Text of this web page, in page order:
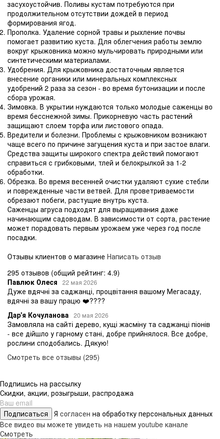
засухоустойчив. Поливы кустам потребуются при
продолжительном отсутствии дождей в период
формирования ягод.
Прополка. Удаление сорной травы и рыхление почвы
помогает развитию куста. Для облегчения работы землю
вокруг крыжовника можно мульчировать природными или
синтетическими материалами.
Удобрения. Для крыжовника достаточным является
внесение органики или минеральных комплексных
удобрений 2 раза за сезон - во время бутонизации и после
сбора урожая.
Зимовка. В укрытии нуждаются только молодые саженцы во
время бесснежной зимы. Прикорневую часть растений
защищают слоем торфа или листового опада.
Вредители и болезни. Проблемы с крыжовником возникают
чаще всего по причине загущения куста и при застое влаги.
Средства защиты широкого спектра действий помогают
справиться с грибковыми, тлей и белокрылкой за 1-2
обработки.
Обрезка. Во время весенней очистки удаляют сухие стебли
и поврежденные части ветвей. Для проветриваемости
обрезают побеги, растущие внутрь куста.
Саженцы агруса подходят для выращивания даже
начинающим садоводам. В зависимости от сорта, растение
может порадовать первым урожаем уже через год после
посадки.
Отзывы клиентов о магазине Написать отзыв
295 отзывов (общий рейтинг: 4.9)
Павлюк Олеся
22 мая 2026
Дуже вдячні за саджанці, процвітання вашому Мегасаду,
вдячні за вашу працю ❤️????
Дар'я Кочуланова
20 мая 2026
Замовляла на сайті дерево, кущі жасміну та саджанці піонів
- все дійшло у гарному стані, добре прийнялося. Все добре,
рослини сподобались. Дякую!
Смотреть все отзывы (295)
Подпишись на рассылку
Скидки, акции, розыгрыши, распродажа
Подписаться Я согласен на обработку персональных данных
Все видео вы можете увидеть на нашем youtube канале
Смотреть